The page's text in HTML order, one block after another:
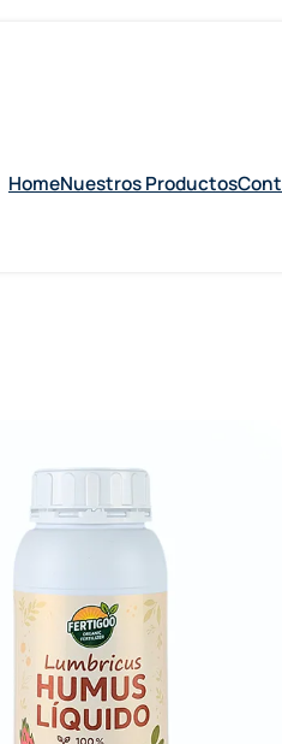
HomeNuestros Productos